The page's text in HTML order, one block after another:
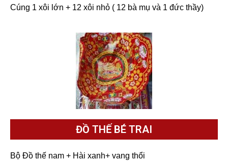
Cúng 1 xôi lớn + 12 xôi nhỏ ( 12 bà mụ và 1 đức thầy)
ĐỒ THẾ BÉ TRAI
Bộ Đồ thế nam + Hài xanh+ vang thổi